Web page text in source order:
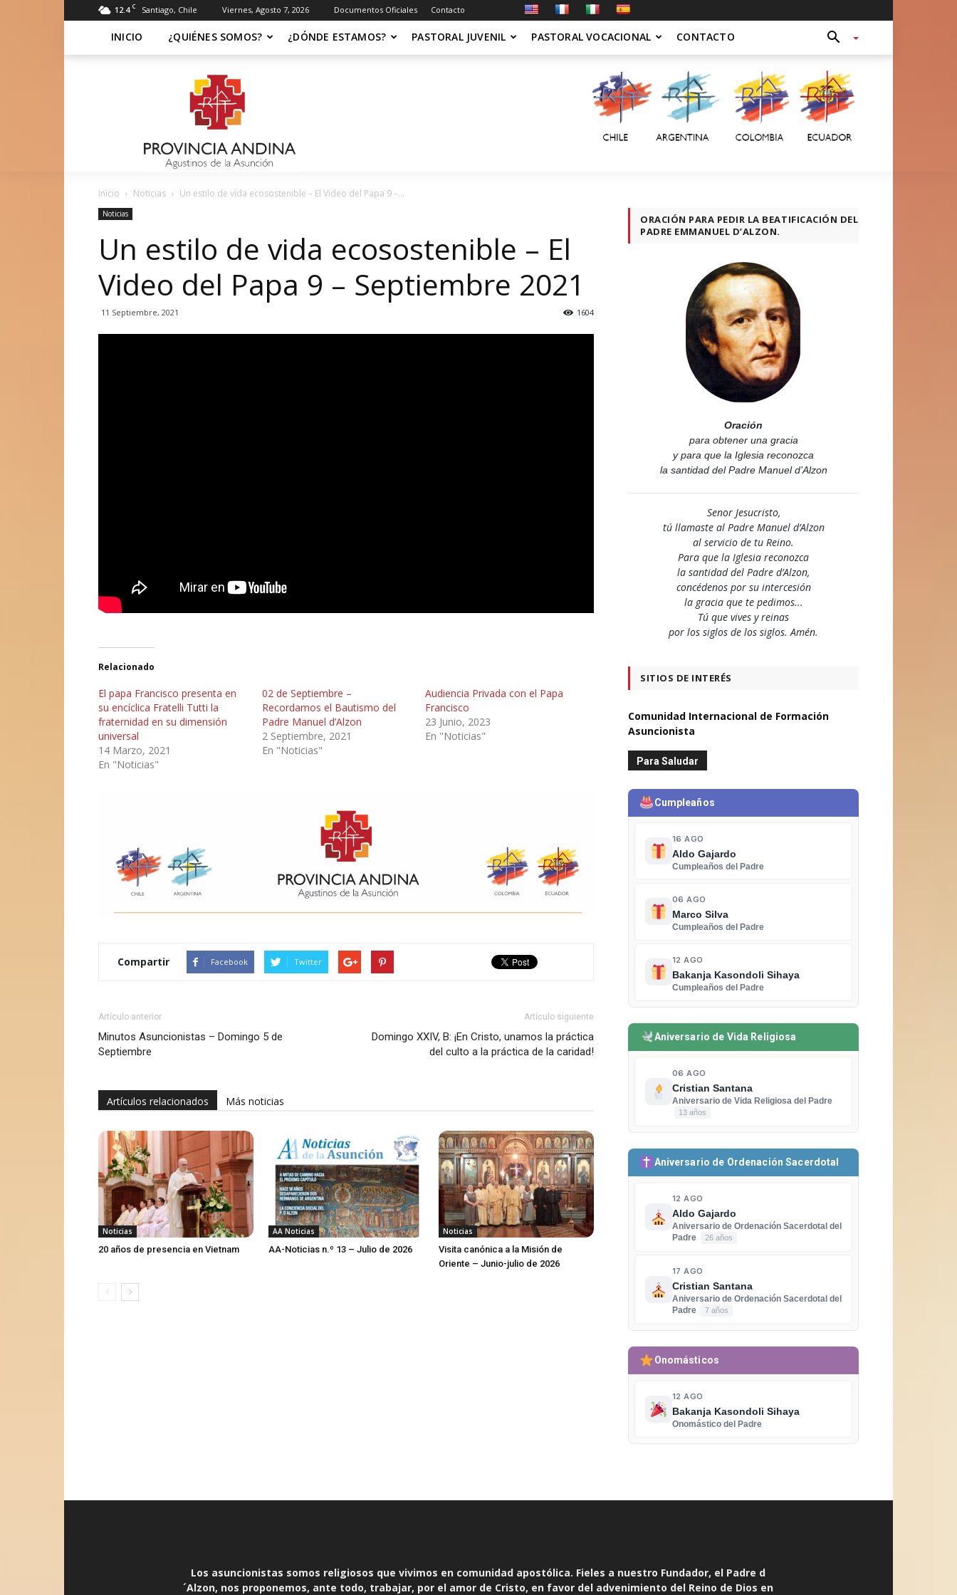
12.4 C Santiago, Chile Viernes, Agosto 7, 2026 Documentos Oficiales Contacto
INICIO ¿QUIÉNES SOMOS? ¿DÓNDE ESTAMOS? PASTORAL JUVENIL PASTORAL VOCACIONAL CONTACTO
Asuncionista
Inicio Noticias Un estilo de vida ecosostenible – El Video del Papa 9 –...
Noticias
Un estilo de vida ecosostenible – El
Video del Papa 9 – Septiembre 2021
11 Septiembre, 2021 1604
Relacionado
El papa Francisco presenta en
su encíclica Fratelli Tutti la
fraternidad en su dimensión
universal
14 Marzo, 2021
En "Noticias"
02 de Septiembre –
Recordamos el Bautismo del
Padre Manuel d’Alzon
2 Septiembre, 2021
En "Noticias"
Audiencia Privada con el Papa
Francisco
23 Junio, 2023
En "Noticias"
Compartir Facebook Twitter
Artículo anterior
Minutos Asuncionistas – Domingo 5 de
Septiembre
Artículo siguiente
Domingo XXIV, B: ¡En Cristo, unamos la práctica
del culto a la práctica de la caridad!
Artículos relacionados Más noticias
Noticias
20 años de presencia en Vietnam
AA Noticias
AA-Noticias n.º 13 – Julio de 2026
Noticias
Visita canónica a la Misión de
Oriente – Junio-julio de 2026
ORACIÓN PARA PEDIR LA BEATIFICACIÓN DEL
PADRE EMMANUEL D’ALZON.
Oración
para obtener una gracia
y para que la Iglesia reconozca
la santidad del Padre Manuel d’Alzon
Senor Jesucristo,
tú llamaste al Padre Manuel d’Alzon
al servicio de tu Reino.
Para que la Iglesia reconozca
la santidad del Padre d’Alzon,
concédenos por su intercesión
la gracia que te pedimos...
Tú que vives y reinas
por los siglos de los siglos. Amén.
SITIOS DE INTERÉS
Comunidad Internacional de Formación
Asuncionista
Para Saludar
Cumpleaños
16 AGO
Aldo Gajardo
Cumpleaños del Padre
06 AGO
Marco Silva
Cumpleaños del Padre
12 AGO
Bakanja Kasondoli Sihaya
Cumpleaños del Padre
Aniversario de Vida Religiosa
06 AGO
Cristian Santana
Aniversario de Vida Religiosa del Padre
13 años
Aniversario de Ordenación Sacerdotal
12 AGO
Aldo Gajardo
Aniversario de Ordenación Sacerdotal del
Padre
26 años
17 AGO
Cristian Santana
Aniversario de Ordenación Sacerdotal del
Padre
7 años
Onomásticos
12 AGO
Bakanja Kasondoli Sihaya
Onomástico del Padre
Los asuncionistas somos religiosos que vivimos en comunidad apostólica. Fieles a nuestro Fundador, el Padre d
´Alzon, nos proponemos, ante todo, trabajar, por el amor de Cristo, en favor del advenimiento del Reino de Dios en